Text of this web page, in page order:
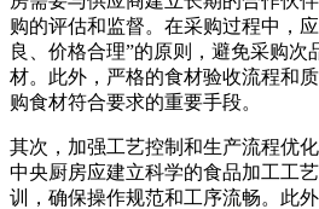
购的评估和监督。在采购过程中，
良、价格合理”的原则，避免采购次
材。此外，严格的食材验收流程和
购食材符合要求的重要手段。
其次，加强工艺控制和生产流程优
中央厨房应建立科学的食品加工工
训，确保操作规范和工序流畅。此